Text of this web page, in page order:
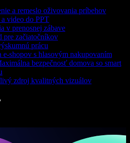
a remeslo oživovania príbehov
video do PPT
v prenosnej zábave
začiatočníkov
prácu
e-shopov s hlasovým nakupovaním
bezpečnosť domova so smart
zdroj kvalitných vizuálov